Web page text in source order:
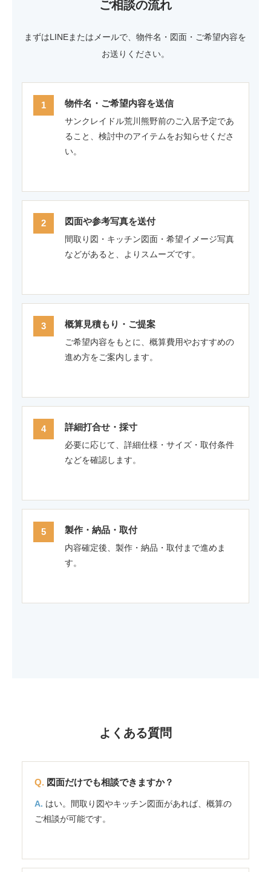
ご相談の流れ
まずはLINEまたはメールで、物件名・図面・ご希望内容を
お送りください。
物件名・ご希望内容を送信
サンクレイドル荒川熊野前のご入居予定であ
ること、検討中のアイテムをお知らせくださ
い。
図面や参考写真を送付
間取り図・キッチン図面・希望イメージ写真
などがあると、よりスムーズです。
概算見積もり・ご提案
ご希望内容をもとに、概算費用やおすすめの
進め方をご案内します。
詳細打合せ・採寸
必要に応じて、詳細仕様・サイズ・取付条件
などを確認します。
製作・納品・取付
内容確定後、製作・納品・取付まで進めま
す。
よくある質問
図面だけでも相談できますか？
はい。間取り図やキッチン図面があれば、概算の
ご相談が可能です。